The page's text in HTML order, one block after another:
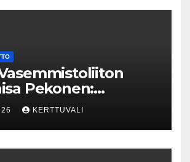
Pekonen:
luo
KERTTUVALI